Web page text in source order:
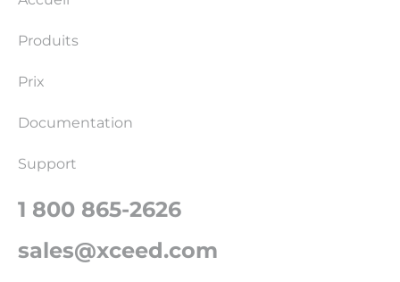
Produits
Prix
Documentation
Support
1 800 865-2626
sales@xceed.com